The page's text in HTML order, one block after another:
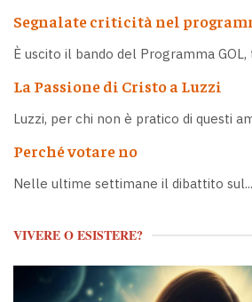
Segnalate criticità nel
È uscito il bando del Programma GOL,
La Passione di Cristo a Luzzi
Luzzi, per chi non è pratico di questi
Perché votare no
Nelle ultime settimane il dibattito sul...
VIVERE O ESISTERE?